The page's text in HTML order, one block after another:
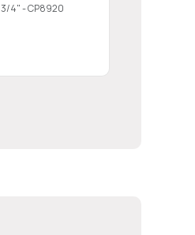
3/4" - CP8920